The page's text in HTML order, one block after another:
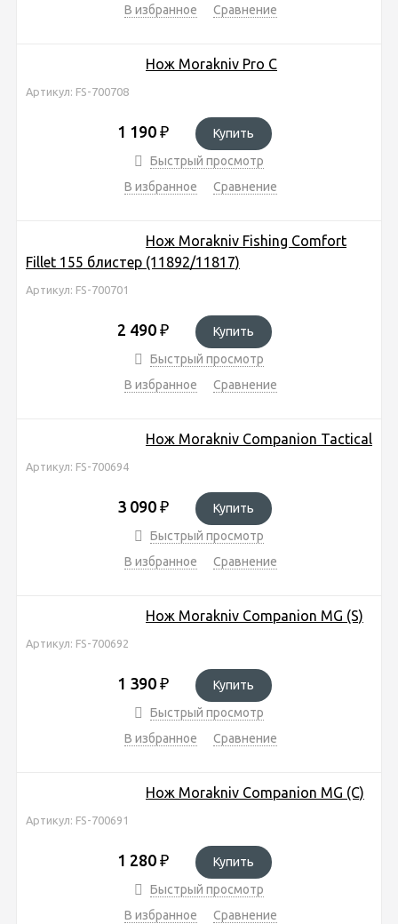
В избранное Сравнение
Нож Morakniv Pro C
Артикул: FS-700708
1 190 ₽
Купить
Быстрый просмотр
В избранное
Сравнение
Нож Morakniv Fishing Comfort
Fillet 155 блистер (11892/11817)
Артикул: FS-700701
2 490 ₽
Купить
Быстрый просмотр
В избранное
Сравнение
Нож Morakniv Companion Tactical
Артикул: FS-700694
3 090 ₽
Купить
Быстрый просмотр
В избранное
Сравнение
Нож Morakniv Companion MG (S)
Артикул: FS-700692
1 390 ₽
Купить
Быстрый просмотр
В избранное
Сравнение
Нож Morakniv Companion MG (C)
Артикул: FS-700691
1 280 ₽
Купить
Быстрый просмотр
В избранное
Сравнение